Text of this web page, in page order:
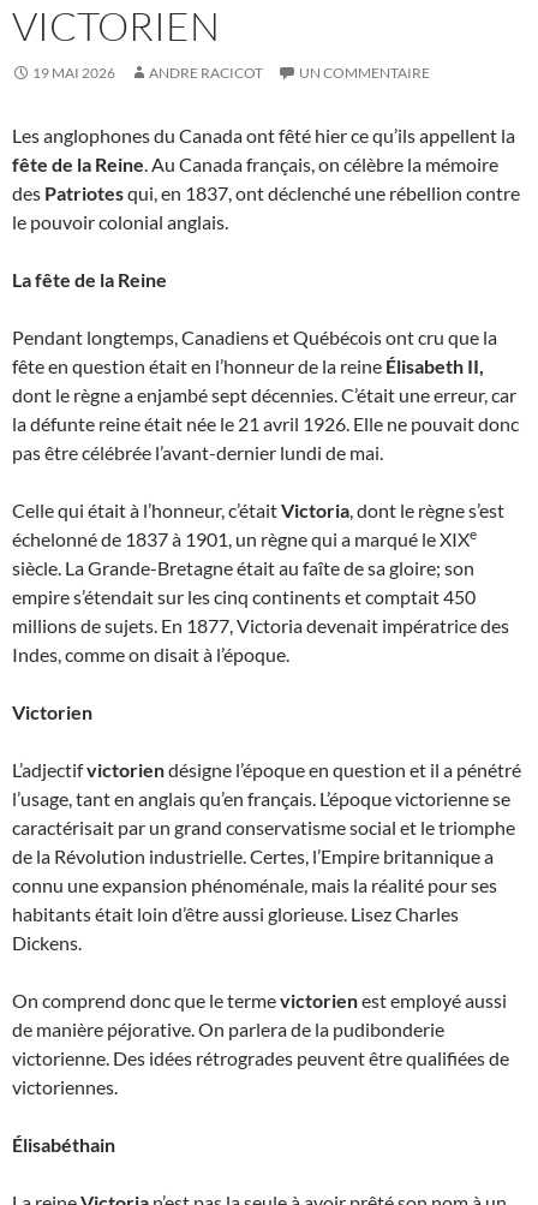
VICTORIEN
19 MAI 2026 ANDRE RACICOT UN COMMENTAIRE
Les anglophones du Canada ont fêté hier ce qu’ils appellent la
fête de la Reine. Au Canada français, on célèbre la mémoire
des Patriotesqui, en 1837, ont déclenché une rébellion contre
le pouvoir colonial anglais.
La fête de la Reine
Pendant longtemps, Canadiens et Québécois ont cru que la
fête en question était en l’honneur de la reine Élisabeth II,
dont le règne a enjambé sept décennies. C’était une erreur, car
la défunte reine était née le 21 avril 1926. Elle ne pouvait donc
pas être célébrée l’avant-dernier lundi de mai.
Celle qui était à l’honneur, c’étaitVictoria, dont le règne s’est
échelonné de 1837 à 1901, un règne qui a marqué le XIXe
siècle. La Grande-Bretagne était au faîte de sa gloire; son
empire s’étendait sur les cinq continents et comptait 450
millions de sujets. En 1877, Victoria devenait impératrice des
Indes, comme on disait à l’époque.
Victorien
L’adjectifvictoriendésigne l’époque en question et il a pénétré
l’usage, tant en anglais qu’en français. L’époque victorienne se
caractérisait par un grand conservatisme social et le triomphe
de la Révolution industrielle. Certes, l’Empire britannique a
connu une expansion phénoménale, mais la réalité pour ses
habitants était loin d’être aussi glorieuse. Lisez Charles
Dickens.
On comprend donc que le termevictorienest employé aussi
de manière péjorative. On parlera de la pudibonderie
victorienne. Des idées rétrogrades peuvent être qualifiées de
victoriennes.
Élisabéthain